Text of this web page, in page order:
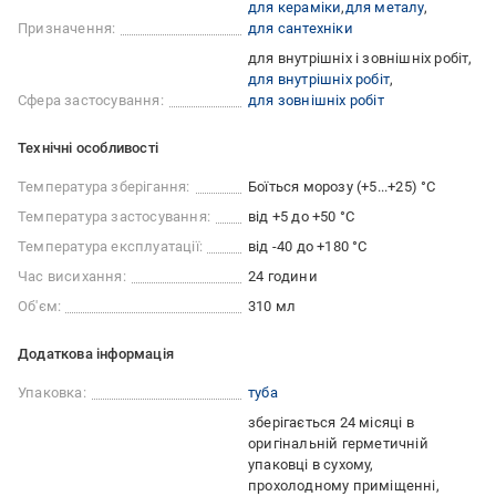
Призначення:
для кераміки для металу
для сантехніки
Сфера застосування:
для внутрішніх і зовнішніх робіт
для внутрішніх робіт
для зовнішніх робіт
Технічні особливості
Температура зберігання:
Боїться морозу (+5...+25) °C
Температура застосування:
від +5 до +50 °С
Температура експлуатації:
від -40 до +180 °C
Час висихання:
24 години
Об'єм:
310 мл
Додаткова інформація
Упаковка:
туба
зберігається 24 місяці в
оригінальній герметичній
упаковці в сухому,
прохолодному приміщенні